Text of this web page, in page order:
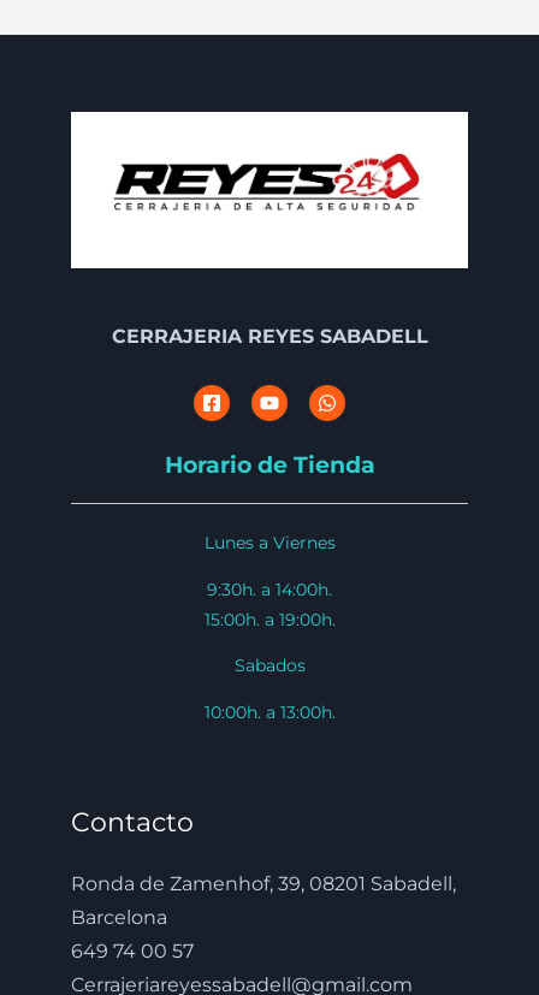
CERRAJERIA REYES SABADELL
Horario de Tienda
Lunes a Viernes
9:30h. a 14:00h.
15:00h. a 19:00h.
Sabados
10:00h. a 13:00h.
Contacto
Ronda de Zamenhof, 39, 08201 Sabadell,
Barcelona
649 74 00 57
Cerrajeriareyessabadell@gmail.com